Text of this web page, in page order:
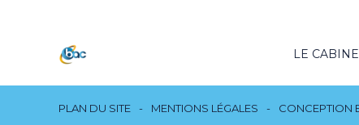
Footer
LE
Footer
PLAN DU SITE MENTIONS LÉGALES CONCEPTION